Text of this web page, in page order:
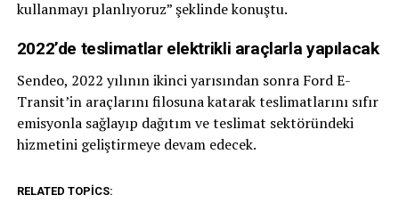
kullanmayı planlıyoruz” şeklinde konuştu.
2022’de teslimatlar elektrikli araçlarla yapılacak
Sendeo, 2022 yılının ikinci yarısından sonra Ford E-
Transit’in araçlarını filosuna katarak teslimatlarını sıfır
emisyonla sağlayıp dağıtım ve teslimat sektöründeki
hizmetini geliştirmeye devam edecek.
RELATED TOPICS: